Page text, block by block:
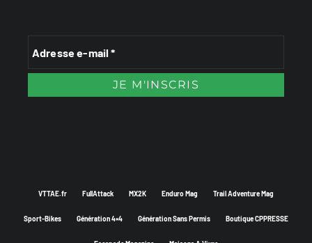
VTTAE.fr FullAttack MX2K Enduro Mag Trail Adventure Mag
Sport-Bikes Génération 4×4 Génération Sans Permis Boutique CPPRESSE